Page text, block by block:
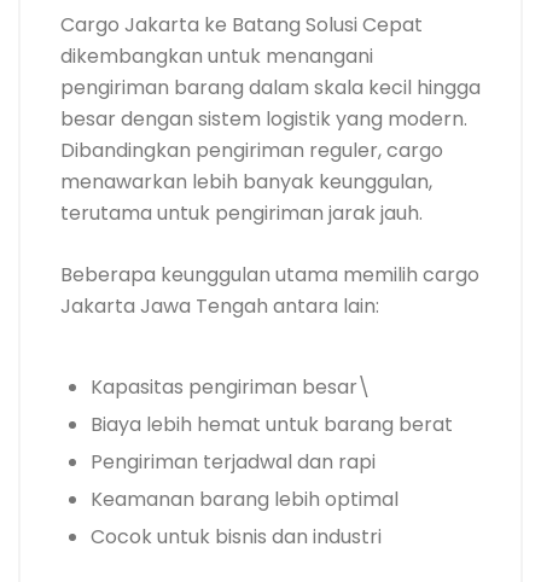
Cargo Jakarta ke Batang Solusi Cepat
dikembangkan untuk menangani
pengiriman barang dalam skala kecil hingga
besar dengan sistem logistik yang modern.
Dibandingkan pengiriman reguler, cargo
menawarkan lebih banyak keunggulan,
terutama untuk pengiriman jarak jauh.
Beberapa keunggulan utama memilih cargo
Jakarta Jawa Tengah antara lain:
Kapasitas pengiriman besar\
Biaya lebih hemat untuk barang berat
Pengiriman terjadwal dan rapi
Keamanan barang lebih optimal
Cocok untuk bisnis dan industri